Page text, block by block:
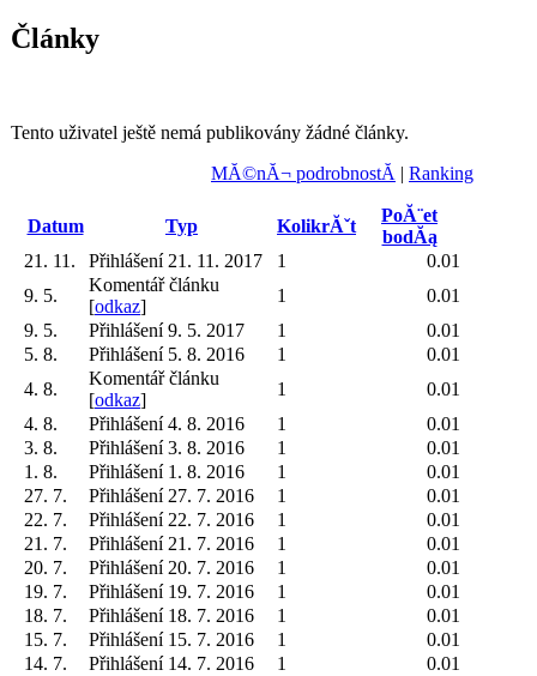
Články
Tento uživatel ještě nemá publikovány žádné články.
MĂ©nĂ¬ podrobnostĂ­ | Ranking
Datum Typ KolikrĂˇt
PoĂ¨et
bodĂą
21. 11.
Přihlášení 21. 11. 2017 1
0.01
9. 5.
Komentář článku
[odkaz]
1
0.01
9. 5.
Přihlášení 9. 5. 2017 1
0.01
5. 8.
Přihlášení 5. 8. 2016 1
0.01
4. 8.
Komentář článku
[odkaz]
1
0.01
4. 8.
Přihlášení 4. 8. 2016 1
0.01
3. 8.
Přihlášení 3. 8. 2016 1
0.01
1. 8.
Přihlášení 1. 8. 2016 1
0.01
27. 7.
Přihlášení 27. 7. 2016 1
0.01
22. 7.
Přihlášení 22. 7. 2016 1
0.01
21. 7.
Přihlášení 21. 7. 2016 1
0.01
20. 7.
Přihlášení 20. 7. 2016 1
0.01
19. 7.
Přihlášení 19. 7. 2016 1
0.01
18. 7.
Přihlášení 18. 7. 2016 1
0.01
15. 7.
Přihlášení 15. 7. 2016 1
0.01
14. 7.
Přihlášení 14. 7. 2016 1
0.01